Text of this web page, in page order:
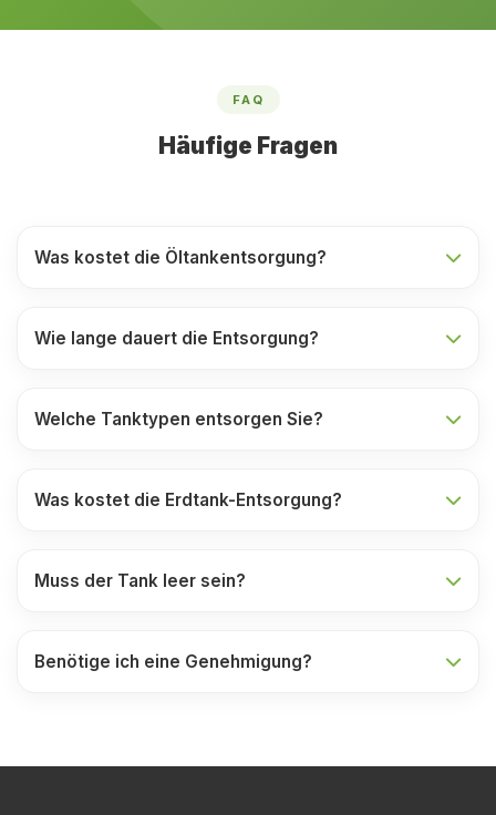
FAQ
Häufige Fragen
Was kostet die Öltankentsorgung?
Wie lange dauert die Entsorgung?
Welche Tanktypen entsorgen Sie?
Was kostet die Erdtank-Entsorgung?
Muss der Tank leer sein?
Benötige ich eine Genehmigung?